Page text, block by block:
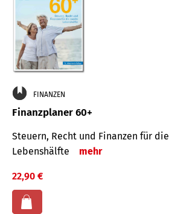
FINANZEN
Finanzplaner 60+
Steuern, Recht und Finanzen für
Lebenshälfte
mehr
22,90 €